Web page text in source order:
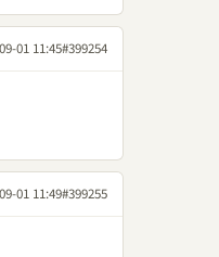
01 11:45#399254
01 11:49#399255